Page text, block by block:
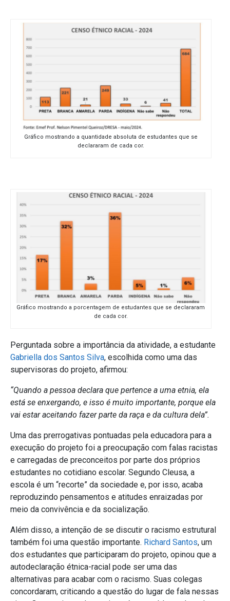
Gráfico mostrando a quantidade absoluta de estudantes que se
declararam de cada cor.
Gráfico mostrando a porcentagem de estudantes que se declararam
de cada cor.
Perguntada sobre a importância da atividade, a estudante
Gabriella dos Santos Silva, escolhida como uma das
supervisoras do projeto, afirmou:
“Quando a pessoa declara que pertence a uma etnia, ela
está se enxergando, e isso é muito importante, porque ela
vai estar aceitando fazer parte da raça e da cultura dela”.
Uma das prerrogativas pontuadas pela educadora para a
execução do projeto foi a preocupação com falas racistas
e carregadas de preconceitos por parte dos próprios
estudantes no cotidiano escolar. Segundo Cleusa, a
escola é um “recorte” da sociedade e, por isso, acaba
reproduzindo pensamentos e atitudes enraizadas por
meio da convivência e da socialização.
Além disso, a intenção de se discutir o racismo estrutural
também foi uma questão importante. Richard Santos, um
dos estudantes que participaram do projeto, opinou que a
autodeclaração étnica-racial pode ser uma das
alternativas para acabar com o racismo. Suas colegas
concordaram, criticando a questão do lugar de fala nessas